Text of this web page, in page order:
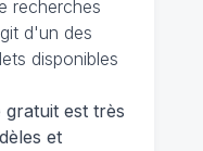
recherches
d'un des
disponibles
gratuit est très
et